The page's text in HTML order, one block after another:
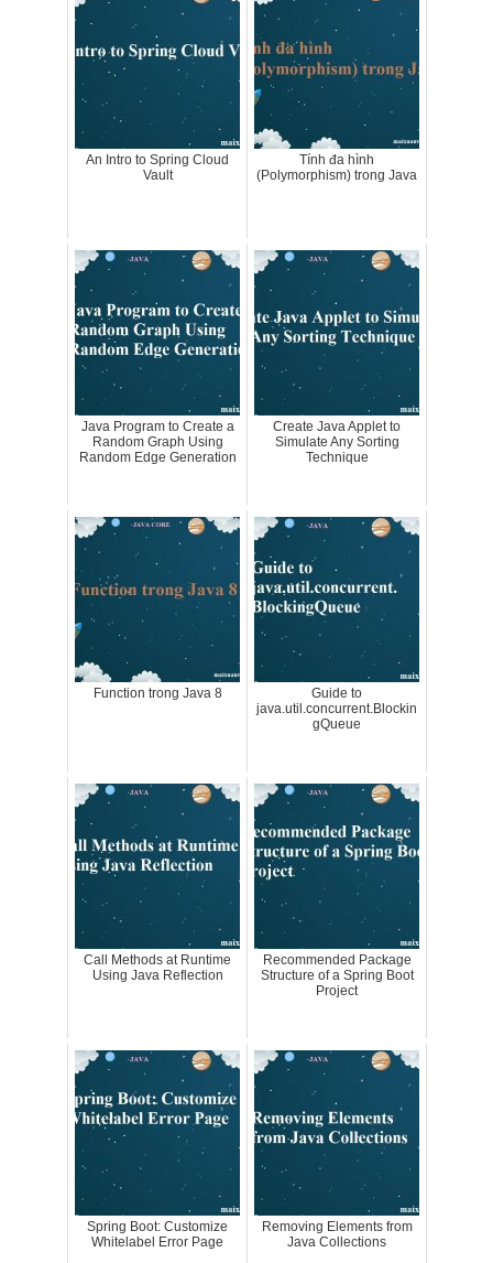
An Intro to Spring Cloud
Vault
Tính đa hình
(Polymorphism) trong Java
Java Program to Create a
Random Graph Using
Random Edge Generation
Create Java Applet to
Simulate Any Sorting
Technique
Function trong Java 8
Guide to
java.util.concurrent.Blockin
gQueue
Call Methods at Runtime
Using Java Reflection
Recommended Package
Structure of a Spring Boot
Project
Spring Boot: Customize
Whitelabel Error Page
Removing Elements from
Java Collections